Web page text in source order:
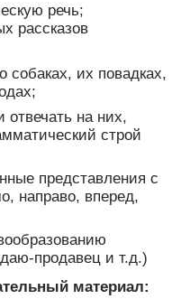
речь;
рассказов
собаках, их повадках,
отвечать на них,
строй
представления с
направо, вперед,
продавец и т.д.)
материал: